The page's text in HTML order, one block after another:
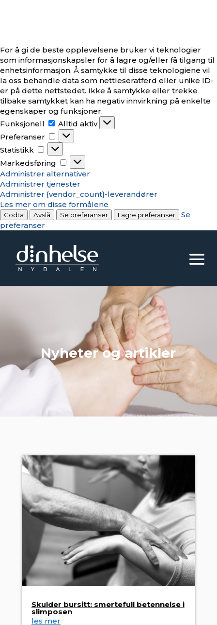
For å gi de beste opplevelsene bruker vi teknologier
som informasjonskapsler for å lagre og/eller få tilgang til
enhetsinformasjon. Å samtykke til disse teknologiene vil
la oss behandle data som nettleseratferd eller unike ID-
er på dette nettstedet. Ikke å samtykke eller trekke
tilbake samtykket kan ha negativ innvirkning på enkelte
egenskaper og funksjoner.
Funksjonell
Funksjonell
Alltid aktiv
Preferanser
Preferanser
Statistikk
Statistikk
Markedsføring
Markedsføring
Administrer alternativer
Administrer tjenester
Administrer {vendor_count}-leverandører
Les mer om disse formålene
Godta Avslå Se preferanser Lagre preferanser
Se
preferanser
Nyheter og artikler
Skulder bursitt: smertefull betennelse i
slimposen
les mer